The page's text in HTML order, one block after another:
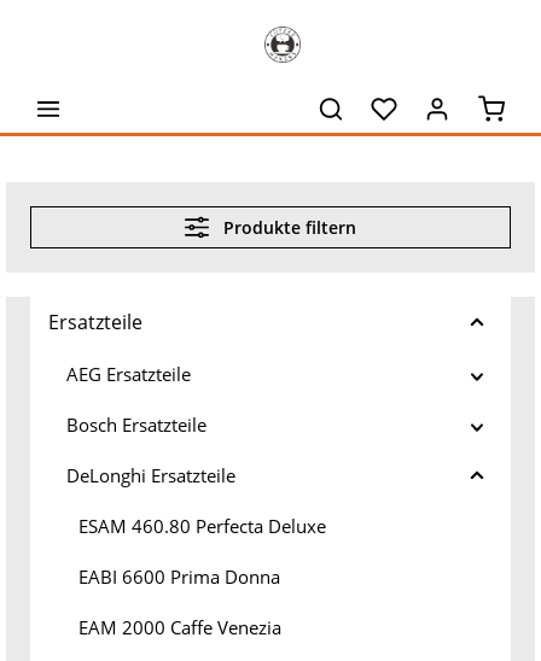
Produkte filtern
Ersatzteile
AEG Ersatzteile
Bosch Ersatzteile
DeLonghi Ersatzteile
ESAM 460.80 Perfecta Deluxe
EABI 6600 Prima Donna
EAM 2000 Caffe Venezia